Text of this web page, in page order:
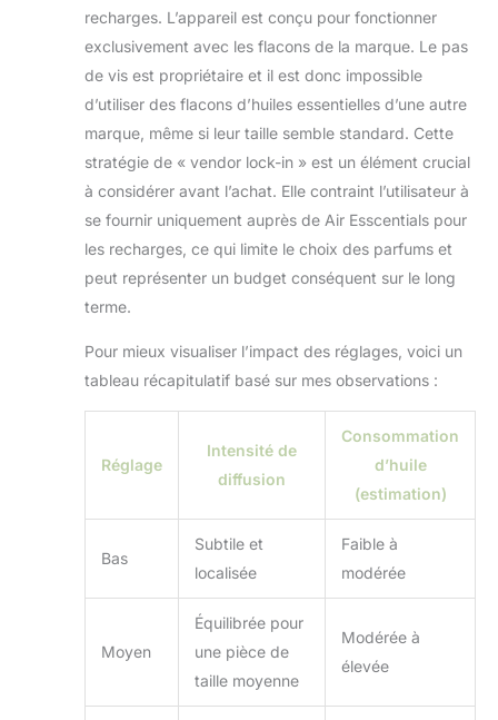
recharges. L’appareil est conçu pour fonctionner
exclusivement avec les flacons de la marque. Le pas
de vis est propriétaire et il est donc impossible
d’utiliser des flacons d’huiles essentielles d’une autre
marque, même si leur taille semble standard. Cette
stratégie de « vendor lock-in » est un élément crucial
à considérer avant l’achat. Elle contraint l’utilisateur à
se fournir uniquement auprès de Air Esscentials pour
les recharges, ce qui limite le choix des parfums et
peut représenter un budget conséquent sur le long
terme.
Pour mieux visualiser l’impact des réglages, voici un
tableau récapitulatif basé sur mes observations :
Réglage
Intensité de
diffusion
Consommation
d’huile
(estimation)
Bas
Subtile et
localisée
Faible à
modérée
Moyen
Équilibrée pour
une pièce de
taille moyenne
Modérée à
élevée